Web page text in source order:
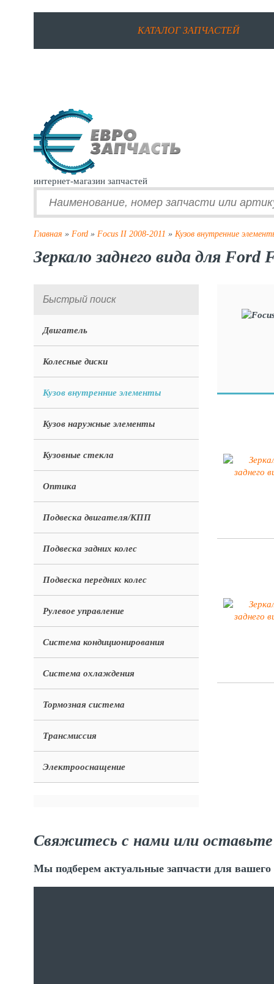
КАТАЛОГ ЗАПЧАСТЕЙ
интернет-магазин запчастей
Главная » Ford » Focus II 2008-2011 » Кузов внутренние
Зеркало заднего вида для Ford
Двигатель
Колесные диски
Кузов внутренние элементы
Кузов наружные элементы
Кузовные стекла
Оптика
Подвеска двигателя/КПП
Подвеска задних колес
Подвеска передних колес
Рулевое управление
Система кондиционирования
Система охлаждения
Тормозная система
Трансмиссия
Электрооснащение
Свяжитесь с нами или оставьте
Мы подберем актуальные запчасти для вашего